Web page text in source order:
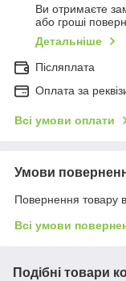
Ви отримаєте
або гроші
Детальніше
Післяплата
Оплата за
Всі умови оплати
Умови
Повернення товару
Всі умови
Подібні товари